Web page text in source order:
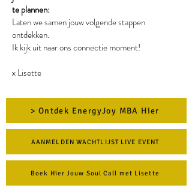
teplannen:
Laten we samen jouw volgende stappen
ontdekken.
Ik kijk uit naar ons connectie moment!
x Lisette
> Ontdek EnergyJoy MBA Hier
AANMELDEN WACHTLIJST LIVE EVENT
Boek Hier Jouw Soul Call met Lisette